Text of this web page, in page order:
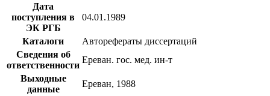
Дата
поступления в
ЭК РГБ
04.01.1989
Каталоги
Авторефераты диссертаций
Сведения об
ответственности
Ереван. гос. мед. ин-т
Выходные
данные
Ереван, 1988